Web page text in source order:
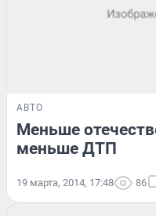
АВТО
Меньше
меньше ДТП
19 марта, 2014, 17:48 86